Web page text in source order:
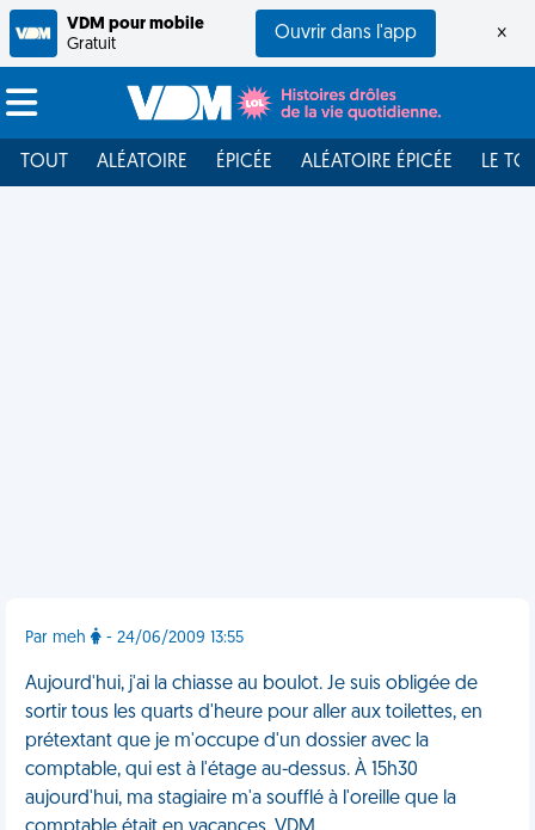
VDM pour mobile
Gratuit
Ouvrir dans l'app ×
TOUT ALÉATOIRE ÉPICÉE ALÉATOIRE ÉPICÉE LE
Par meh - 24/06/2009 13:55
Aujourd'hui, j'ai la chiasse au boulot. Je suis obligée de
sortir tous les quarts d'heure pour aller aux toilettes, en
prétextant que je m'occupe d'un dossier avec la
comptable, qui est à l'étage au-dessus. À 15h30
aujourd'hui, ma stagiaire m'a soufflé à l'oreille que la